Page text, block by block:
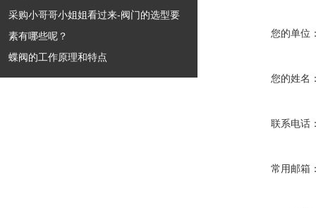
采购小哥哥小姐姐看过来-阀门的选型要
素有哪些呢？
蝶阀的工作原理和特点
您的单位
您的姓名
联系电话
常用邮箱